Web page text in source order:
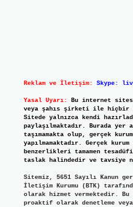
Reklam ve İletişim: Skype:
Yasal Uyarı:
Bu internet
veya şahıs şirketi ile hiçbir
Sitede yalnızca kendi
paylaşılmaktadır. Burada
taşımamakta olup, gerçek
yapılmamaktadır. Gerçek
benzerlikleri tamamen
taslak halindedir ve tavsiye
Sitemiz, 5651 Sayılı Kanun
İletişim Kurumu (BTK)
olarak hizmet vermektedir.
proaktif olarak denetleme veya